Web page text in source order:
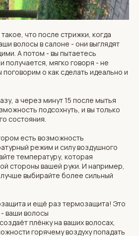
что после стрижки, когда
волосы в салоне - они выглядят
А потом - вы пытаетесь
получается, мягко говоря - не
о как сделать идеально и
а через минут 15 после мытья
подсохнуть, и вы только
состояния.
есть возможность
режим и силу воздушного
температуру, которая
стороны вашей руки. И например,
выбирайте более сильный
и ещё раз термозащита! Это
ваши волосы
плёнку на ваших волосах,
горячему воздуху попадать